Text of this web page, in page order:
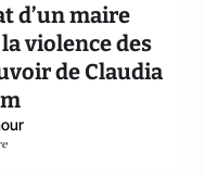
d’un maire
violence des
de Claudia